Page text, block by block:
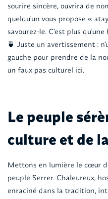
sourire sincère, ouvrira de
quelqu'un vous propose «
savourez-le. C'est plus
🍵 Juste un avertissement :
gauche pour prendre de la
un faux pas culturel ici.
Le peuple
culture et de
Mettons en lumière le cœur
peuple Serrer. Chaleureux,
enraciné dans la tradition,